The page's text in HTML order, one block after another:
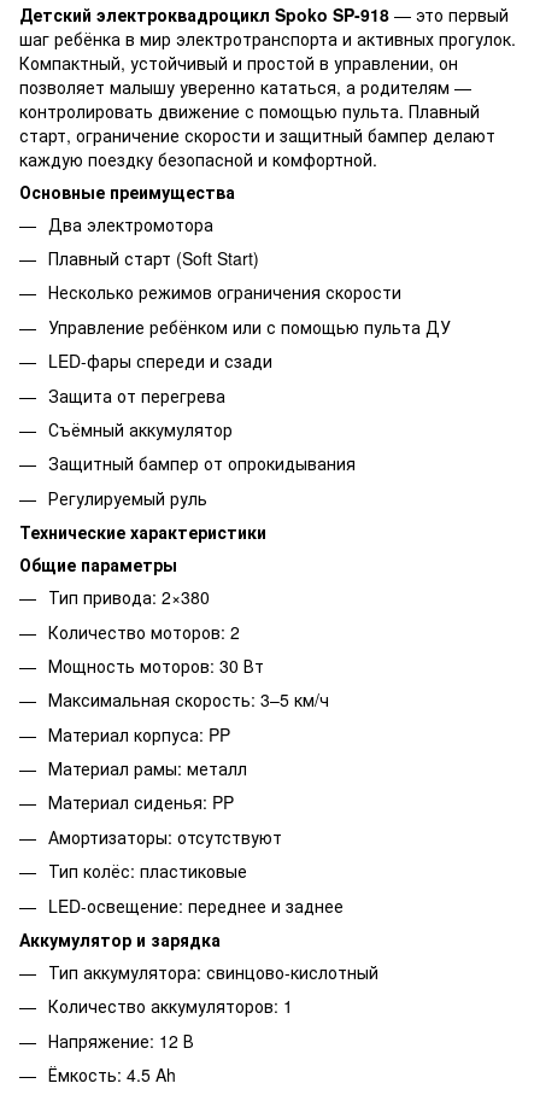
Детский электроквадроцикл Spoko SP-918 — это первый
шаг ребёнка в мир электротранспорта и активных прогулок.
Компактный, устойчивый и простой в управлении, он
позволяет малышу уверенно кататься, а родителям —
контролировать движение с помощью пульта. Плавный
старт, ограничение скорости и защитный бампер делают
каждую поездку безопасной и комфортной.
Основные преимущества
Два электромотора
Плавный старт (Soft Start)
Несколько режимов ограничения скорости
Управление ребёнком или с помощью пульта ДУ
LED-фары спереди и сзади
Защита от перегрева
Съёмный аккумулятор
Защитный бампер от опрокидывания
Регулируемый руль
Технические характеристики
Общие параметры
Тип привода: 2×380
Количество моторов: 2
Мощность моторов: 30 Вт
Максимальная скорость: 3–5 км/ч
Материал корпуса: PP
Материал рамы: металл
Материал сиденья: PP
Амортизаторы: отсутствуют
Тип колёс: пластиковые
LED-освещение: переднее и заднее
Аккумулятор и зарядка
Тип аккумулятора: свинцово-кислотный
Количество аккумуляторов: 1
Напряжение: 12 В
Ёмкость: 4.5 Ah